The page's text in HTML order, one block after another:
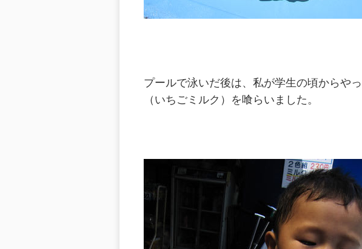
プールで泳いだ後は、私が学生の頃からや
（いちごミルク）を喰らいました。